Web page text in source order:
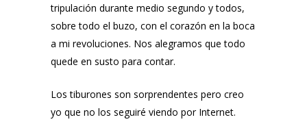
tripulación durante medio segundo y todos,
sobre todo el buzo, con el corazón en la boca
a mi revoluciones. Nos alegramos que todo
quede en susto para contar.
Los tiburones son sorprendentes pero creo
yo que no los seguiré viendo por Internet.